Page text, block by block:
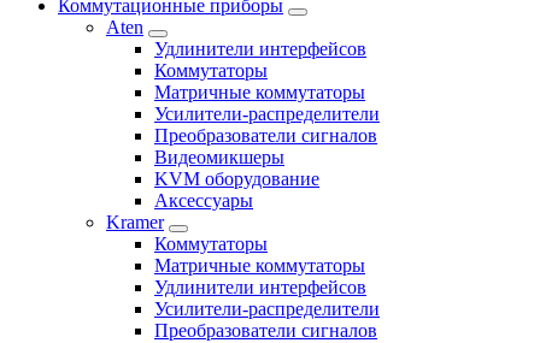
Коммутационные приборы
Aten
Удлинители интерфейсов
Коммутаторы
Матричные коммутаторы
Усилители-распределители
Преобразователи сигналов
Видеомикшеры
KVM оборудование
Аксессуары
Kramer
Коммутаторы
Матричные коммутаторы
Удлинители интерфейсов
Усилители-распределители
Преобразователи сигналов